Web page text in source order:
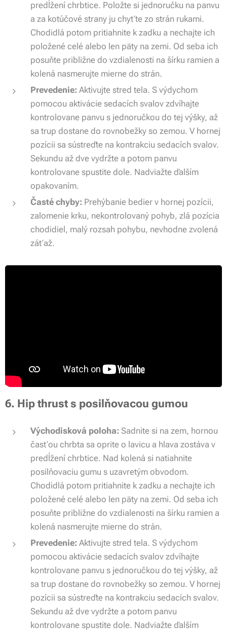
predĺžení chrbtice. Položte si jednoručku na panvu
a za kotúčové strany ju chyťte zo strán rukami.
Chodidlá potom pritiahnite k zadku a nechajte ich
položené celé alebo len päty na zemi. Od seba ich
posuňte približne do vzdialenosti na šírku ramien a
kolená nasmerujte mierne do strán.
Prevedenie: Aktivujte stred tela. S výdychom
pomocou aktivácie sedacích svalov zdvíhajte
kontrolovane panvu s jednoručkou do tej výšky, až
sa trup dostane do rovnobežky so zemou. V hornej
pozícii sa sústreďte na kontrakciu sedacích svalov.
Sekundu až dve vydržte a potom panvu
kontrolovane spustite dole. Nadviažte ďalším
opakovaním.
Časté chyby: Prehýbanie bedier v hornej pozícii,
zalomenie krku, nekontrolovaný pohyb, zlá pozícia
chodidiel, malý rozsah pohybu, nevhodne zvolená
záťaž.
6. Hip thrust s posilňovacou gumou
Východisková poloha: Sadnite si na zem, hornou
časťou chrbta sa oprite o lavicu a hlava zostáva v
predĺžení chrbtice. Nad kolená si natiahnite
posilňovaciu gumu s uzavretým obvodom.
Chodidlá potom pritiahnite k zadku a nechajte ich
položené celé alebo len päty na zemi. Od seba ich
posuňte približne do vzdialenosti na šírku ramien a
kolená nasmerujte mierne do strán.
Prevedenie: Aktivujte stred tela. S výdychom
pomocou aktivácie sedacích svalov zdvíhajte
kontrolovane panvu s jednoručkou do tej výšky, až
sa trup dostane do rovnobežky so zemou. V hornej
pozícii sa sústreďte na kontrakciu sedacích svalov.
Sekundu až dve vydržte a potom panvu
kontrolovane spustite dole. Nadviažte ďalším